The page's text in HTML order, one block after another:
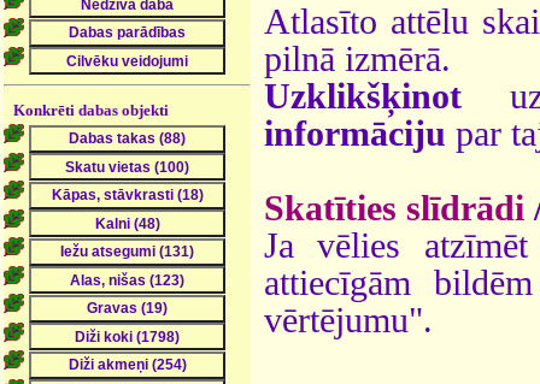
Konkrēti dabas objekti
Atlasīto attēlu
pilnā izmērā.
Uzklikšķinot
informāciju par
Skatīties slīdrādi
Ja vēlies
attiecīgām
vērtējumu".